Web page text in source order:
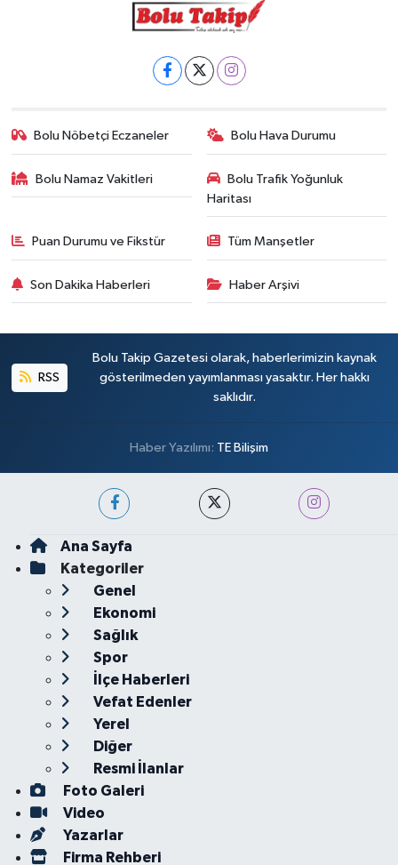
Bolu Nöbetçi Eczaneler Bolu Hava Durumu
Bolu Namaz Vakitleri
Bolu Trafik Yoğunluk
Haritası
Puan Durumu ve Fikstür Tüm Manşetler
Son Dakika Haberleri Haber Arşivi
RSS
Bolu Takip Gazetesi olarak, haberlerimizin kaynak
gösterilmeden yayımlanması yasaktır. Her hakkı
saklıdır.
Haber Yazılımı: TE Bilişim
Ana Sayfa
Kategoriler
Genel
Ekonomi
Sağlık
Spor
İlçe Haberleri
Vefat Edenler
Yerel
Diğer
Resmi İlanlar
Foto Galeri
Video
Yazarlar
Firma Rehberi